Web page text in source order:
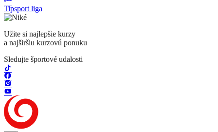
Tipsport liga
Užite si najlepšie kurzy
a najširšiu kurzovú ponuku
Sledujte športové udalosti